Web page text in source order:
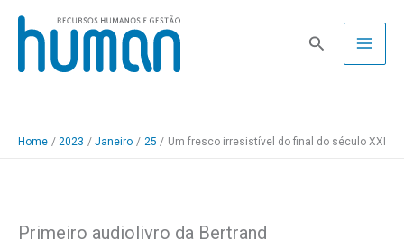
Skip
content
Pesquisa
Home 2023 Janeiro 25 Um fresco irresistível do final do século XXI
Primeiro audiolivro da Bertrand